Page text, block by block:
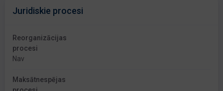
Juridiskie procesi
Reorganizācijas
procesi
Nav
Maksātnespējas